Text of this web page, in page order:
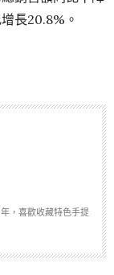
長20.8%。
，喜歡收藏特色手提